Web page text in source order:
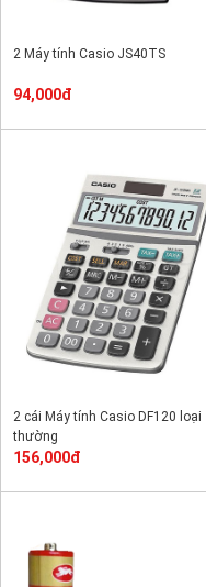
2 Máy tính Casio JS40TS
94,000đ
2 cái Máy tính Casio DF120 loại
thường
156,000đ